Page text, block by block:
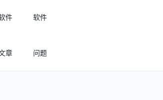
件
章
软件
问题